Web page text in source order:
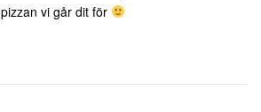
pizzan vi går dit för